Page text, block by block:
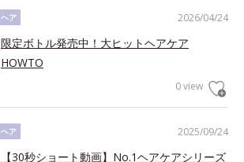
2026/04/24
ヘア
限定ボトル発売中！大ヒットヘアケア
HOWTO
0 view
2025/09/24
ヘア
【30秒ショート動画】No.1ヘアケアシリーズ